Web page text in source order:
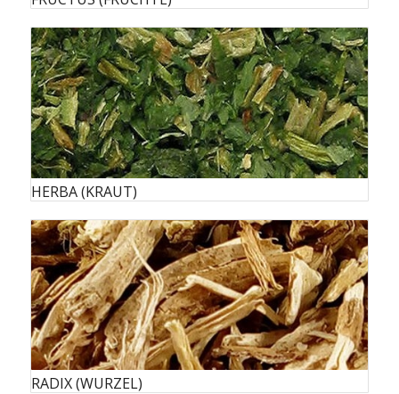
HERBA (KRAUT)
RADIX (WURZEL)